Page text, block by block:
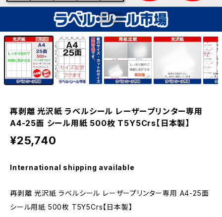
1/6
再剥離 光沢紙 ラベルシール レーザープリンター専用
A4-25面 シール用紙 500枚 T5Y5Crs【日本製】
¥25,740
International shipping available
再剥離 光沢紙 ラベルシール レーザープリンター専用 A4-25面
シール用紙 500枚 T5Y5Crs【日本製】